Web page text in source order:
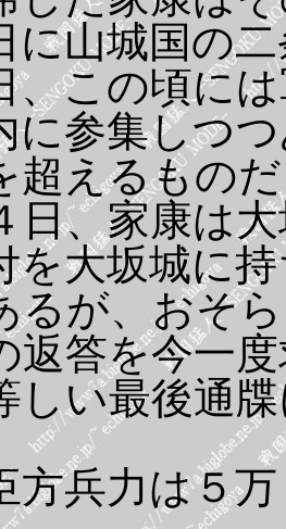
に山城国の
、この頃に
に参集しつ
超えるもの
日、家康は
を大坂城に
るが、おそ
返答を今一
しい最後通
方兵力は５